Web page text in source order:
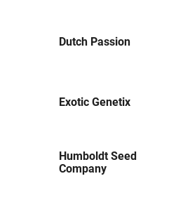
Dutch Passion
Exotic Genetix
Humboldt Seed
Company